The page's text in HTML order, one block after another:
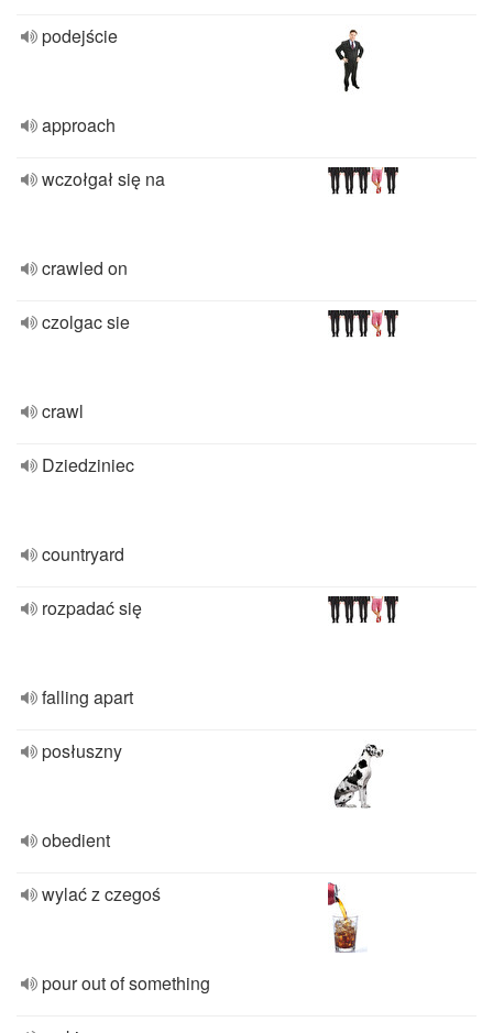
podejście
approach
wczołgał się na
crawled on
czolgac sie
crawl
Dziedziniec
countryard
rozpadać się
falling apart
posłuszny
obedient
wylać z czegoś
pour out of something